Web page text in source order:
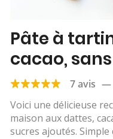
Pâte à
cacao,
7 avis —
Voici une délicieuse
maison aux dattes,
sucres ajoutés. Simple